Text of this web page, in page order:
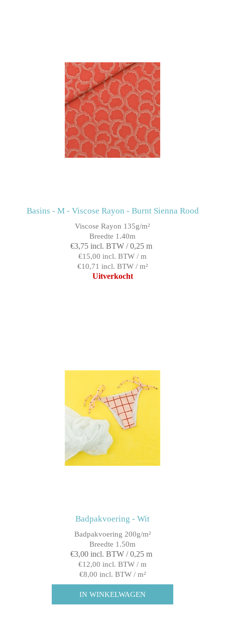
Basins - M - Viscose Rayon - Burnt Sienna Rood
Viscose Rayon 135g/m²
Breedte 1.40m
€3,75 incl. BTW / 0,25 m
€15,00 incl. BTW / m
€10,71 incl. BTW / m²
Uitverkocht
Badpakvoering - Wit
Badpakvoering 200g/m²
Breedte 1.50m
€3,00 incl. BTW / 0,25 m
€12,00 incl. BTW / m
€8,00 incl. BTW / m²